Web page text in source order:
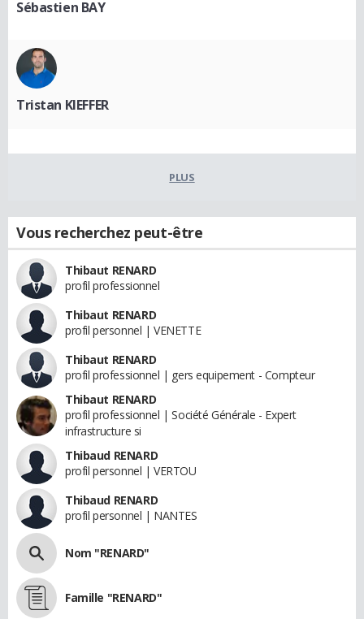
Sébastien BAY
Tristan KIEFFER
PLUS
Vous recherchez peut-être
Thibaut RENARD
profil professionnel
Thibaut RENARD
profil personnel | VENETTE
Thibaut RENARD
profil professionnel | gers equipement - Compteur
Thibaut RENARD
profil professionnel | Société Générale - Expert
infrastructure si
Thibaud RENARD
profil personnel | VERTOU
Thibaud RENARD
profil personnel | NANTES
Nom "RENARD"
Famille "RENARD"